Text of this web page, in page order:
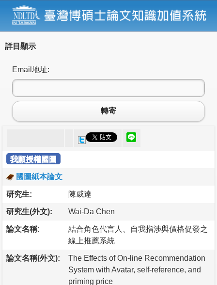
詳目顯示
Email地址:
轉寄
我願授權國圖
國圖紙本論文
研究生: 陳威達
研究生(外文): Wai-Da Chen
論文名稱:
結合角色代言人、自我指涉與價格促發之
線上推薦系統
論文名稱(外文):
The Effects of On-line Recommendation
System with Avatar, self-reference, and
priming price